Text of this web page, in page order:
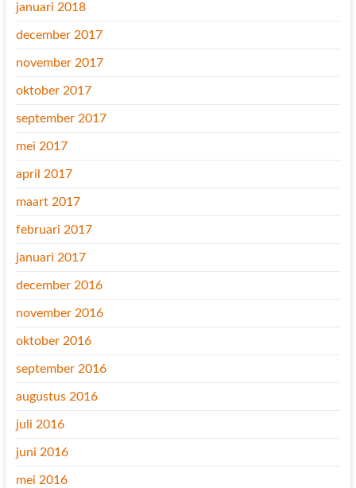
januari 2018
december 2017
november 2017
oktober 2017
september 2017
mei 2017
april 2017
maart 2017
februari 2017
januari 2017
december 2016
november 2016
oktober 2016
september 2016
augustus 2016
juli 2016
juni 2016
mei 2016